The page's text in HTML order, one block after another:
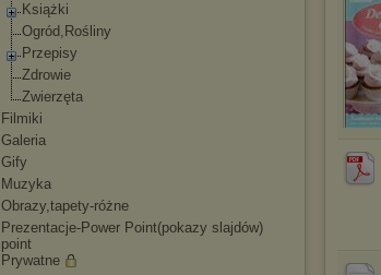
Książki
Ogród,Rośliny
Przepisy
Zdrowie
Zwierzęta
Filmiki
Galeria
Gify
Muzyka
Obrazy,tapety-różne
Prezentacje-Power Point(pokazy slajdów)
point
Prywatne